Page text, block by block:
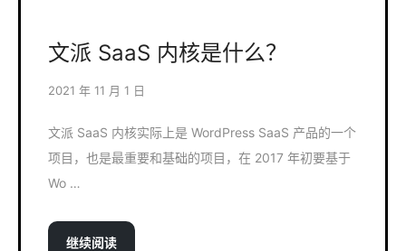
文派 SaaS 内核是什么？
2021 年 11 月 1 日
文派 SaaS 内核实际上是 WordPress SaaS 产品的一个
项目，也是最重要和基础的项目，在 2017 年初要基于
Wo …
继续阅读